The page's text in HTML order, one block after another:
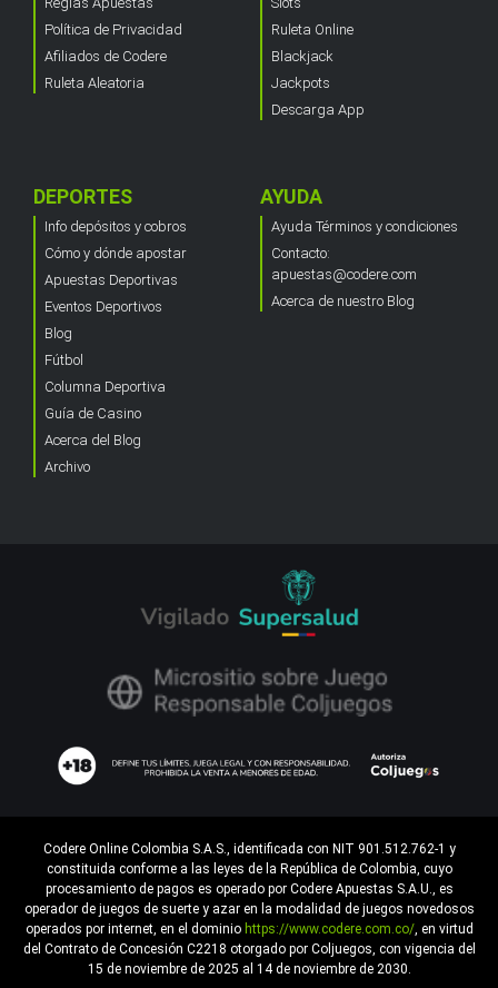
Política de Privacidad
Afiliados de Codere
Ruleta Aleatoria
Ruleta Online
Blackjack
Jackpots
Descarga App
DEPORTES
Info depósitos y cobros
Cómo y dónde apostar
Apuestas Deportivas
Eventos Deportivos
Blog
Fútbol
Columna Deportiva
Guía de Casino
Acerca del Blog
Archivo
AYUDA
Ayuda Términos y condiciones
Contacto:
apuestas@codere.com
Acerca de nuestro Blog
Codere Online Colombia S.A.S., identificada con NIT 901.512.762-1 y
constituida conforme a las leyes de la República de Colombia, cuyo
procesamiento de pagos es operado por Codere Apuestas S.A.U., es
operador de juegos de suerte y azar en la modalidad de juegos novedosos
operados por internet, en el dominio https://www.codere.com.co/, en virtud
del Contrato de Concesión C2218 otorgado por Coljuegos, con vigencia del
15 de noviembre de 2025 al 14 de noviembre de 2030.